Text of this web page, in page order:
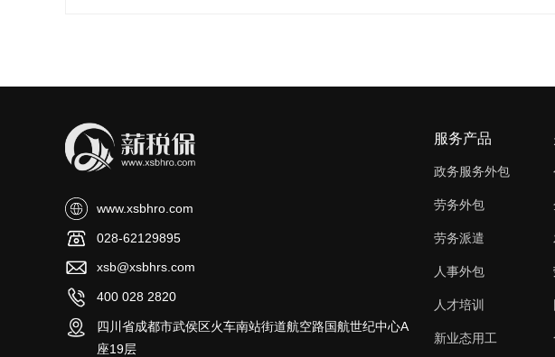
www.xsbhro.com
028-62129895
xsb@xsbhrs.com
400 028 2820
四川省成都市武侯区火车南站街道航空路国航世纪中心A
座19层
服务产品
政务服务外包
劳务外包
劳务派遣
人事外包
人才培训
新业态用工